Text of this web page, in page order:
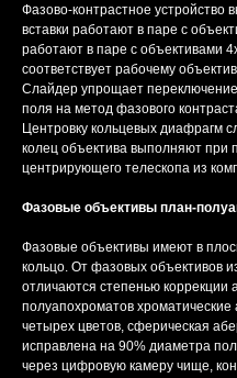
Фазово-контрастное устройство
вставки работают в паре с
работают в паре с объективами
соответствует рабочему
Слайдер упрощает
поля на метод фазового
Центровку кольцевых диафрагм
колец объектива выполняют при
центрирующего телескопа из
Фазовые объективы план-
Фазовые объективы имеют в
кольцо. От фазовых объективов
отличаются степенью коррекции
полуапохроматов
четырех цветов, сферическая
исправлена на 90% диаметра
через цифровую камеру чище,